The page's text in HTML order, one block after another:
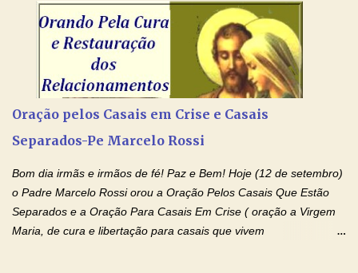
Senhor Jesus Cristo, vosso Filho, na unidade do Espírito Santo.
Amém. Novena a Nhá Chica (Oração para obter os favores
celestiais através da intercessão da Serva de Deus Nhá Chica)
(Rezar durante nove dias seguidos ou intercalados) Nhá Chica,
recorro a vós como intercessora entre a Bondade Divina e as
entregueis nas mãos do Santíssimo o meu pedido urgente (Fazer
o pedido). Acolhei, Nhá Chica, no vosso coração bondoso as
Oração pelos Casais em Crise e Casais
Separados-Pe Marcelo Rossi
Bom dia irmãs e irmãos de fé! Paz e Bem! Hoje (12 de setembro)
o Padre Marcelo Rossi orou a Oração Pelos Casais Que Estão
Separados e a Oração Para Casais Em Crise ( oração a Virgem
Maria, de cura e libertação para casais que vivem